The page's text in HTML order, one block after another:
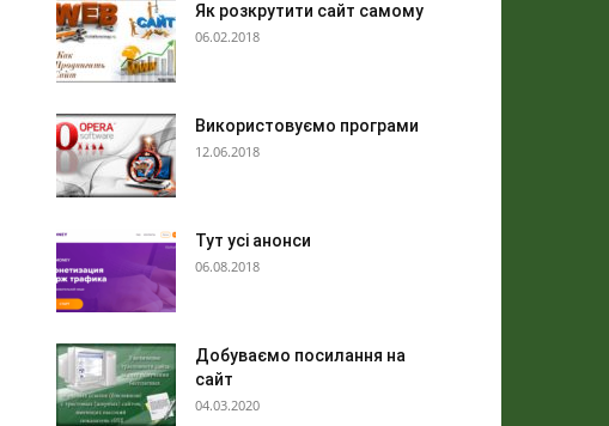
Як розкрутити сайт самому
06.02.2018
Використовуємо програми
12.06.2018
Тут усі анонси
06.08.2018
Добуваємо посилання на
сайт
04.03.2020